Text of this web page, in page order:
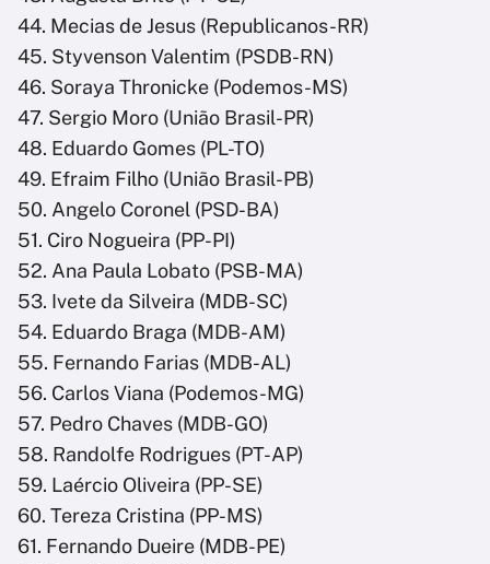
44. Mecias de Jesus (Republicanos-RR)
45. Styvenson Valentim (PSDB-RN)
46. Soraya Thronicke (Podemos-MS)
47. Sergio Moro (União Brasil-PR)
48. Eduardo Gomes (PL-TO)
49. Efraim Filho (União Brasil-PB)
50. Angelo Coronel (PSD-BA)
51. Ciro Nogueira (PP-PI)
52. Ana Paula Lobato (PSB-MA)
53. Ivete da Silveira (MDB-SC)
54. Eduardo Braga (MDB-AM)
55. Fernando Farias (MDB-AL)
56. Carlos Viana (Podemos-MG)
57. Pedro Chaves (MDB-GO)
58. Randolfe Rodrigues (PT-AP)
59. Laércio Oliveira (PP-SE)
60. Tereza Cristina (PP-MS)
61. Fernando Dueire (MDB-PE)